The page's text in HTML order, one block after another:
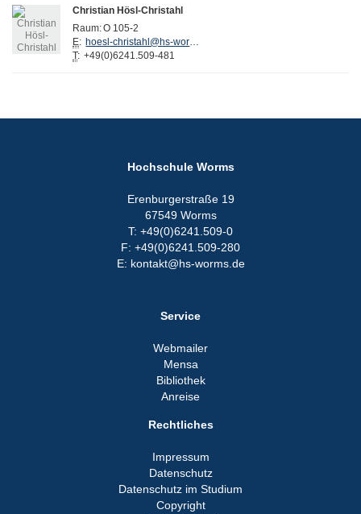
Christian Hösl-Christahl
Raum:O 105-2
E:
hoesl-christahl@hs-worms.de
T: +49(0)6241.509-481
Hochschule Worms
Erenburgerstraße 19
67549 Worms
T: +49(0)6241.509-0
F: +49(0)6241.509-280
E: kontakt@hs-worms.de
Service
Webmailer
Mensa
Bibliothek
Anreise
Rechtliches
Impressum
Datenschutz
Datenschutz im Studium
Copyright